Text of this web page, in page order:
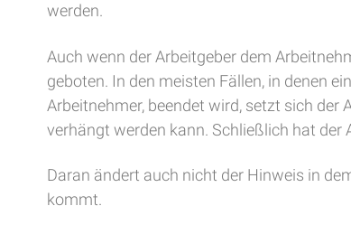
werden.
Auch wenn der Arbeitgeber dem
geboten. In den meisten Fällen, in denen
Arbeitnehmer, beendet wird, setzt sich der
verhängt werden kann. Schließlich hat der
Daran ändert auch nicht der Hinweis in
kommt.